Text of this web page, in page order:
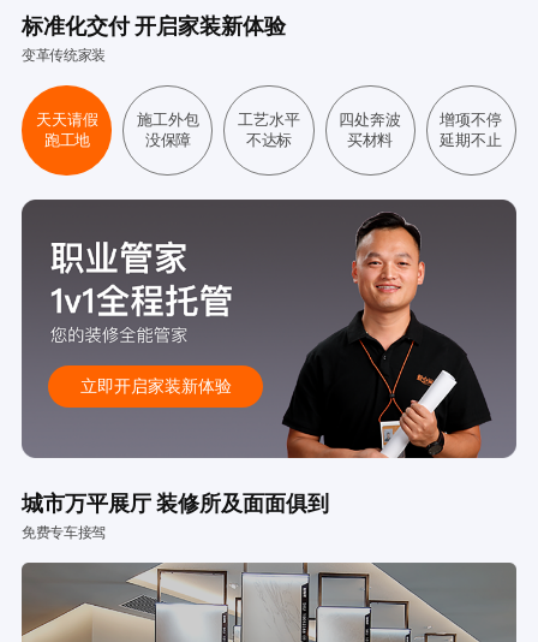
标准化交付 开启家装新体验
变革传统家装
天天请假
跑工地
施工外包
没保障
工艺水平
不达标
四处奔波
买材料
增项不停
延期不止
立即开启家装新体验
城市万平展厅 装修所及面面俱到
免费专车接驾